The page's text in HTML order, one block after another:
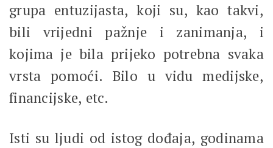
grupa entuzijasta, koji su, kao takvi,
bili vrijedni pažnje i zanimanja, i
kojima je bila prijeko potrebna svaka
vrsta pomoći. Bilo u vidu medijske,
financijske, etc.
Isti su ljudi od istog dođaja, godinama